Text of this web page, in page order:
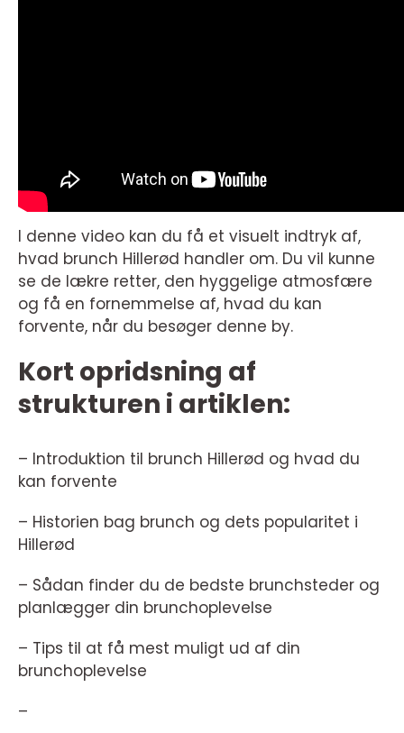
I denne video kan du få et visuelt indtryk af,
hvad brunch Hillerød handler om. Du vil kunne
se de lækre retter, den hyggelige atmosfære
og få en fornemmelse af, hvad du kan
forvente, når du besøger denne by.
Kort opridsning af
strukturen i artiklen:
– Introduktion til brunch Hillerød og hvad du
kan forvente
– Historien bag brunch og dets popularitet i
Hillerød
– Sådan finder du de bedste brunchsteder og
planlægger din brunchoplevelse
– Tips til at få mest muligt ud af din
brunchoplevelse
–